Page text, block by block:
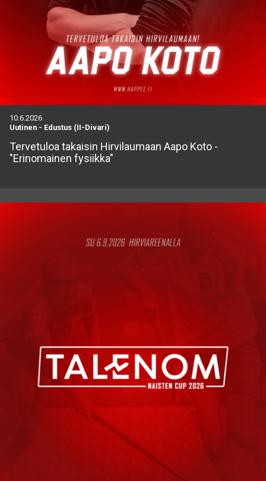
10.6.2026
Uutinen - Edustus (II-Divari)
Tervetuloa takaisin Hirvilaumaan Aapo Koto -
"Erinomainen fysiikka"